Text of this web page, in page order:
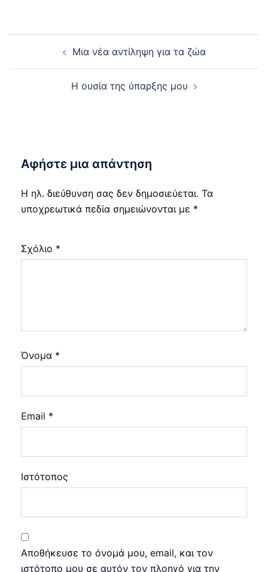
navigationΜια νέα αντίληψη για τα ζώα
Η ουσία της ύπαρξης μου
Αφήστε μια απάντηση
Η ηλ. διεύθυνση σας δεν δημοσιεύεται. Τα
υποχρεωτικά πεδία σημειώνονται με *
Σχόλιο *
Όνομα *
Email *
Ιστότοπος
Αποθήκευσε το όνομά μου, email, και τον
ιστότοπο μου σε αυτόν τον πλοηγό για την